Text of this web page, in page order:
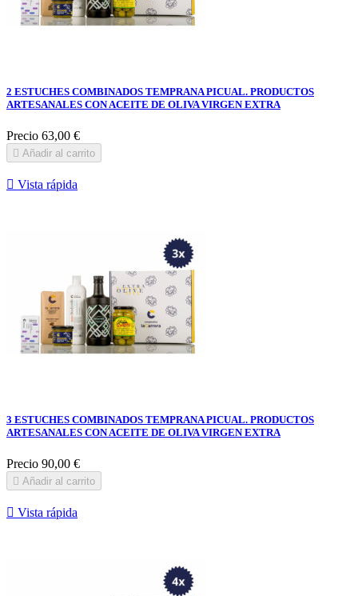
2 ESTUCHES COMBINADOS TEMPRANA PICUAL. PRODUCTOS
ARTESANALES CON ACEITE DE OLIVA VIRGEN EXTRA
Precio 63,00 €
 Añadir al carrito
 Vista rápida
3 ESTUCHES COMBINADOS TEMPRANA PICUAL. PRODUCTOS
ARTESANALES CON ACEITE DE OLIVA VIRGEN EXTRA
Precio 90,00 €
 Añadir al carrito
 Vista rápida